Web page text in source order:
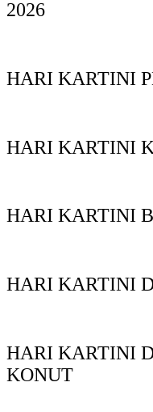
2026
HARI KARTINI
HARI KARTINI
HARI KARTINI
HARI KARTINI
HARI KARTINI
KONUT